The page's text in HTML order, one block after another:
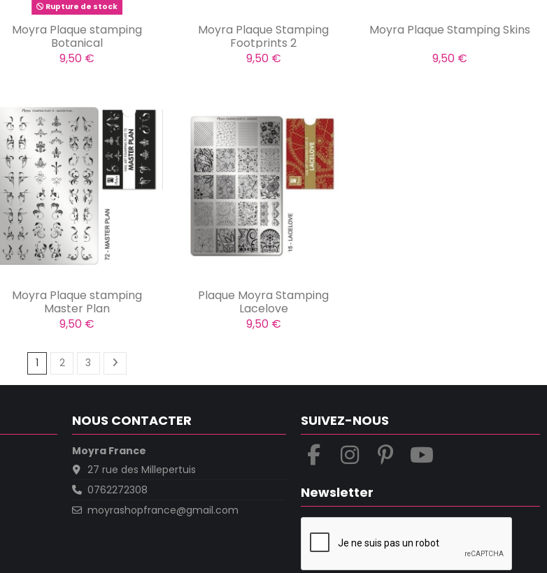
Rupture de stock
Moyra Plaque stamping
Botanical
9,50 €
Moyra Plaque Stamping
Footprints 2
9,50 €
Moyra Plaque Stamping Skins
9,50 €
Moyra Plaque stamping
Master Plan
9,50 €
Plaque Moyra Stamping
Lacelove
9,50 €
1 2 3
NOUS CONTACTER
Moyra France
27 rue des Millepertuis
0762272308
moyrashopfrance@gmail.com
SUIVEZ-NOUS
Newsletter